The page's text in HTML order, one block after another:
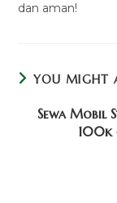
dan aman!
YOU MIGHT
Sewa Mobil
100k